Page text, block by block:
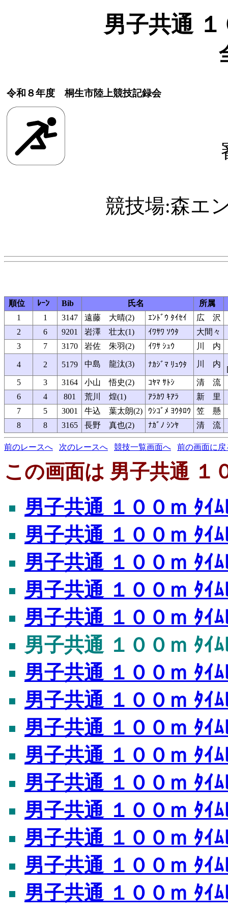
男子共通 １
令和８年度 桐生市陸上競技記録会
競技場:森エ
順位 ﾚｰﾝ Bib 氏名
所属
1
1 3147 遠藤 大晴(2) ｴﾝﾄﾞｳ ﾀｲｾｲ
広 沢
2
6 9201 岩澤 壮太(1) ｲﾜｻﾜ ｿｳﾀ
大間々
3
7 3170 岩佐 朱羽(2) ｲﾜｻ ｼｭｳ 川 内
4 2 5179 中島 龍汰(3) ﾅｶｼﾞﾏ ﾘｭｳﾀ 川 内
5
3 3164 小山 悟史(2) ｺﾔﾏ ｻﾄｼ
清 流
6
4 801 荒川 煌(1) ｱﾗｶﾜ ｷｱﾗ
新 里
7
5 3001 牛込 葉太朗(2) ｳｼｺﾞﾒ ﾖｳﾀﾛｳ
笠 懸
8
8 3165 長野 真也(2) ﾅｶﾞﾉ ｼﾝﾔ 清 流
前のレースへ 次のレースへ 競技一覧画面へ 前の画面に戻
この画面は 男子共通 １
男子共通 １００ｍ ﾀｲﾑ
男子共通 １００ｍ ﾀｲﾑ
男子共通 １００ｍ ﾀｲﾑ
男子共通 １００ｍ ﾀｲﾑ
男子共通 １００ｍ ﾀｲﾑ
男子共通 １００ｍ ﾀｲﾑ
男子共通 １００ｍ ﾀｲﾑ
男子共通 １００ｍ ﾀｲﾑ
男子共通 １００ｍ ﾀｲﾑ
男子共通 １００ｍ ﾀｲﾑ
男子共通 １００ｍ ﾀｲﾑ
男子共通 １００ｍ ﾀｲﾑ
男子共通 １００ｍ ﾀｲﾑ
男子共通 １００ｍ ﾀｲﾑ
男子共通 １００ｍ ﾀｲﾑ